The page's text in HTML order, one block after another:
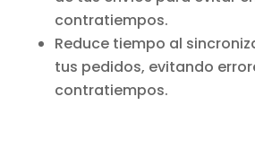
contratiempos.
Reduce tiempo al
tus pedidos, evitando
contratiempos.